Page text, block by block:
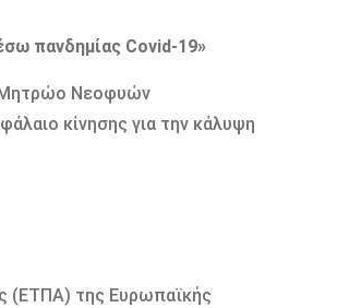
πανδημίας Covid-19»
Μητρώο Νεοφυών
κίνησης για την κάλυψη
(ΕΤΠΑ) της Ευρωπαϊκής